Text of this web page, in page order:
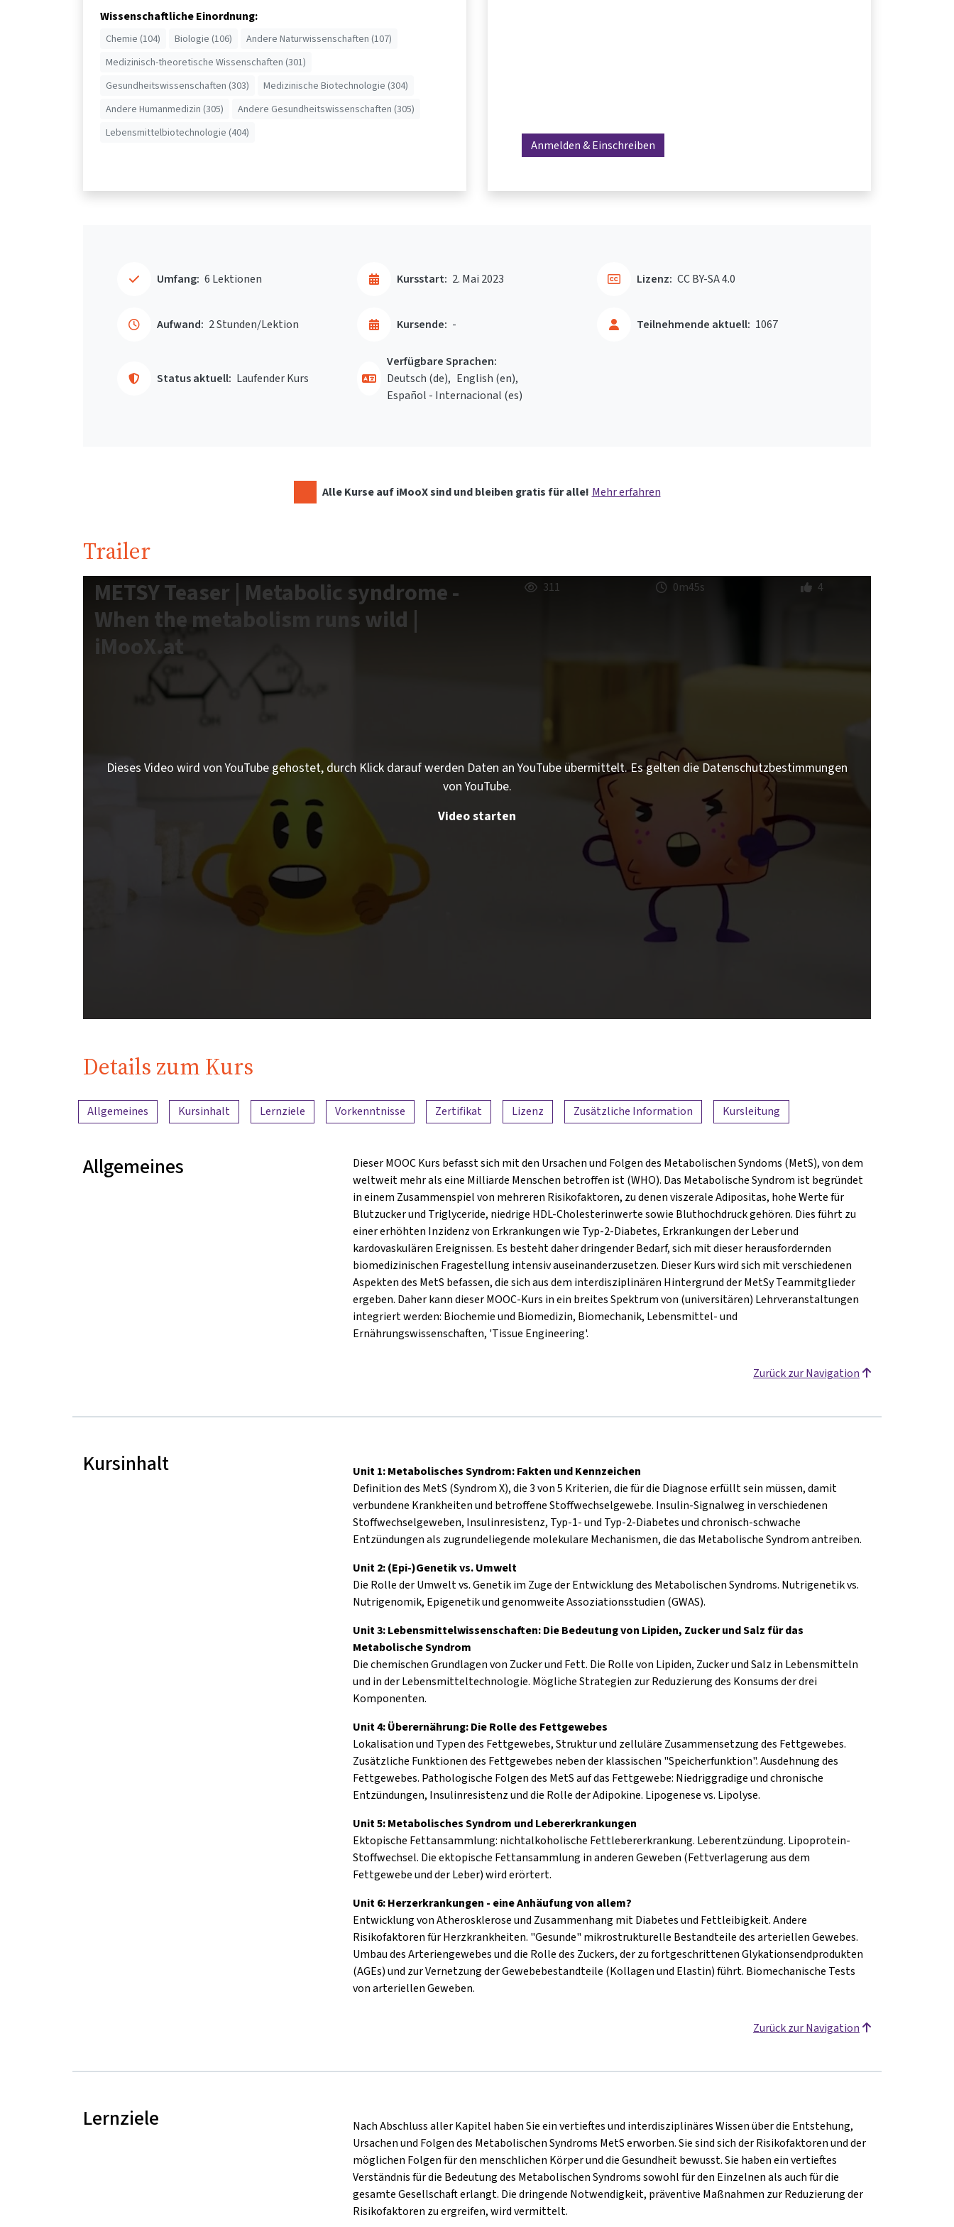
Wissenschaftliche Einordnung:
Chemie (104) Biologie (106)
Andere Naturwissenschaften (107)
Medizinisch-theoretische Wissenschaften (301)
Gesundheitswissenschaften (303)
Medizinische Biotechnologie (304)
Andere Humanmedizin (305)
Andere Gesundheitswissenschaften (305)
Lebensmittelbiotechnologie (404)
Anmelden & Einschreiben
Umfang: 6 Lektionen
Aufwand: 2 Stunden/Lektion
Kursstart: 2. Mai 2023
Kursende: -
Status aktuell: Laufender Kurs
Teilnehmende aktuell: 1067
Lizenz: CC BY-SA 4.0
Verfügbare Sprachen:
Deutsch ‎(de)‎
English ‎(en)‎
Español - Internacional ‎(es)‎
Alle Kurse auf iMooX sind und bleiben gratis für alle! Mehr erfahren
Trailer
METSY Teaser | Metabolic syndrome -
When the metabolism runs wild |
iMooX.at
311 0m45s 4
Dieses Video wird von YouTube gehostet, durch Klick darauf werden Daten an YouTube übermittelt. Es gelten die Datenschutzbestimmungen
von YouTube.
Video starten
Details zum Kurs
Inhaltsübersicht
Allgemeines Kursinhalt Lernziele Vorkenntnisse Zertifikat Lizenz Zusätzliche Information Kursleitung
Allgemeines
Dieser MOOC Kurs befasst sich mit den Ursachen und Folgen des Metabolischen Syndoms (MetS), von dem
weltweit mehr als eine Milliarde Menschen betroffen ist (WHO). Das Metabolische Syndrom ist begründet
in einem Zusammenspiel von mehreren Risikofaktoren, zu denen viszerale Adipositas, hohe Werte für
Blutzucker und Triglyceride, niedrige HDL-Cholesterinwerte sowie Bluthochdruck gehören. Dies führt zu
einer erhöhten Inzidenz von Erkrankungen wie Typ-2-Diabetes, Erkrankungen der Leber und
kardovaskulären Ereignissen. Es besteht daher dringender Bedarf, sich mit dieser herausfordernden
biomedizinischen Fragestellung intensiv auseinanderzusetzen. Dieser Kurs wird sich mit verschiedenen
Aspekten des MetS befassen, die sich aus dem interdisziplinären Hintergrund der MetSy Teammitglieder
ergeben. Daher kann dieser MOOC-Kurs in ein breites Spektrum von (universitären) Lehrveranstaltungen
integriert werden: Biochemie und Biomedizin, Biomechanik, Lebensmittel- und
Ernährungswissenschaften, 'Tissue Engineering'.
Zurück zur Navigation
Kursinhalt
Unit 1: Metabolisches Syndrom: Fakten und Kennzeichen
Definition des MetS (Syndrom X), die 3 von 5 Kriterien, die für die Diagnose erfüllt sein müssen, damit
verbundene Krankheiten und betroffene Stoffwechselgewebe. Insulin-Signalweg in verschiedenen
Stoffwechselgeweben, Insulinresistenz, Typ-1- und Typ-2-Diabetes und chronisch-schwache
Entzündungen als zugrundeliegende molekulare Mechanismen, die das Metabolische Syndrom antreiben.
Unit 2:(Epi-)Genetik vs. Umwelt
Die Rolle der Umwelt vs. Genetik im Zuge der Entwicklung des Metabolischen Syndroms. Nutrigenetik vs.
Nutrigenomik, Epigenetik und genomweite Assoziationsstudien (GWAS).
Unit 3: Lebensmittelwissenschaften: Die Bedeutung von Lipiden, Zucker und Salz für das
Metabolische Syndrom
Die chemischen Grundlagen von Zucker und Fett. Die Rolle von Lipiden, Zucker und Salz in Lebensmitteln
und in der Lebensmitteltechnologie. Mögliche Strategien zur Reduzierung des Konsums der drei
Komponenten.
Unit 4: Überernährung: Die Rolle des Fettgewebes
Lokalisation und Typen des Fettgewebes, Struktur und zelluläre Zusammensetzung des Fettgewebes.
Zusätzliche Funktionen des Fettgewebes neben der klassischen "Speicherfunktion". Ausdehnung des
Fettgewebes. Pathologische Folgen des MetS auf das Fettgewebe: Niedriggradige und chronische
Entzündungen, Insulinresistenz und die Rolle der Adipokine. Lipogenese vs. Lipolyse.
Unit 5: Metabolisches Syndrom und Lebererkrankungen
Ektopische Fettansammlung: nichtalkoholische Fettlebererkrankung. Leberentzündung. Lipoprotein-
Stoffwechsel. Die ektopische Fettansammlung in anderen Geweben (Fettverlagerung aus dem
Fettgewebe und der Leber) wird erörtert.
Unit 6: Herzerkrankungen - eine Anhäufung von allem?
Entwicklung von Atherosklerose und Zusammenhang mit Diabetes und Fettleibigkeit. Andere
Risikofaktoren für Herzkrankheiten. "Gesunde" mikrostrukturelle Bestandteile des arteriellen Gewebes.
Umbau des Arteriengewebes und die Rolle des Zuckers, der zu fortgeschrittenen Glykationsendprodukten
(AGEs) und zur Vernetzung der Gewebebestandteile (Kollagen und Elastin) führt. Biomechanische Tests
von arteriellen Geweben.
Zurück zur Navigation
Lernziele
Nach Abschluss aller Kapitel haben Sie ein vertieftes und interdisziplinäres Wissen über die Entstehung,
Ursachen und Folgen des Metabolischen Syndroms MetS erworben. Sie sind sich der Risikofaktoren und der
möglichen Folgen für den menschlichen Körper und die Gesundheit bewusst. Sie haben ein vertieftes
Verständnis für die Bedeutung des Metabolischen Syndroms sowohl für den Einzelnen als auch für die
gesamte Gesellschaft erlangt. Die dringende Notwendigkeit, präventive Maßnahmen zur Reduzierung der
Risikofaktoren zu ergreifen, wird vermittelt.